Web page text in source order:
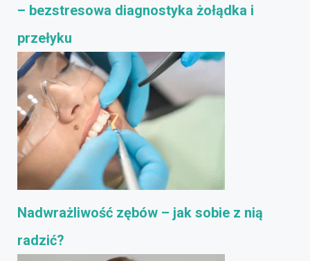
– bezstresowa diagnostyka żołądka i
przełyku
Nadwrażliwość zębów – jak sobie z nią
radzić?